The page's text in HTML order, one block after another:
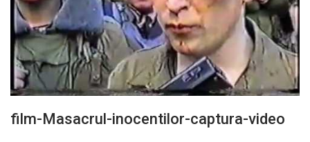
film-Masacrul-inocentilor-captura-video